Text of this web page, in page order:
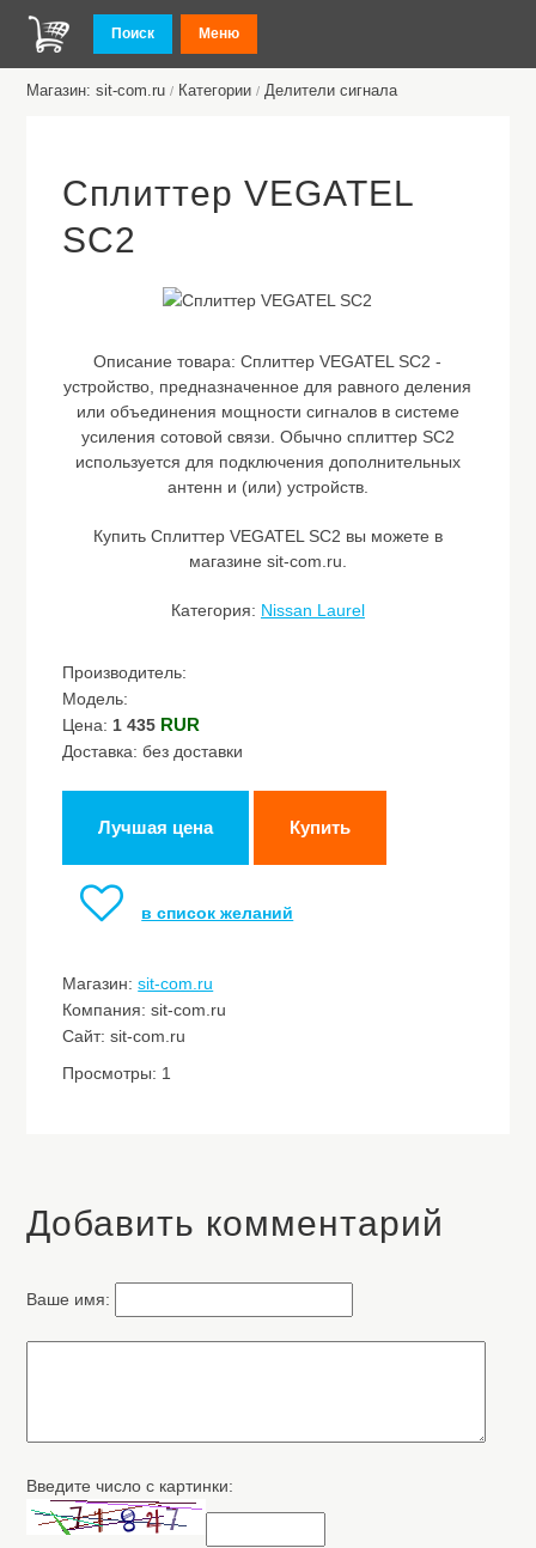
Поиск Меню
Магазин: sit-com.ru / Категории / Делители сигнала
Сплиттер VEGATEL
SC2
Описание товара:Сплиттер VEGATEL SC2 -
устройство, предназначенное для равного деления
или объединения мощности сигналов в системе
усиления сотовой связи. Обычно сплиттер SC2
используется для подключения дополнительных
антенн и (или) устройств.
Купить Сплиттер VEGATEL SC2 вы можете в
магазине sit-com.ru.
Категория: Nissan Laurel
Производитель:
Модель:
Цена: 1 435 RUR
Доставка: без доставки
Лучшая цена Купить
в список желаний
Магазин:sit-com.ru
Компания: sit-com.ru
Сайт: sit-com.ru
Просмотры: 1
Добавить комментарий
Ваше имя:
Введите число с картинки: